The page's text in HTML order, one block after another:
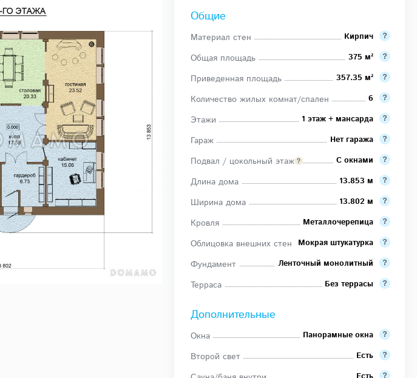
Общие
Материал стен Кирпич
Общая площадь 375 м²
Приведенная площадь 357.35 м²
Количество жилых комнат/спален 6
Этажи 1 этаж + мансарда
Гараж Нет гаража
Подвал / цокольный этаж С окнами
Длина дома 13.853 м
Ширина дома 13.802 м
Кровля Металлочерепица
Облицовка внешних стен Мокрая штукатурка
Фундамент Ленточный монолитный
Терраса Без террасы
Дополнительные
Окна Панорамные окна
Второй свет Есть